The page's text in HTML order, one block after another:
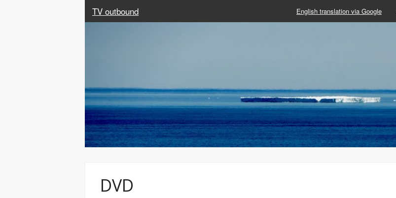
TV outbound English translation via Google
DVD